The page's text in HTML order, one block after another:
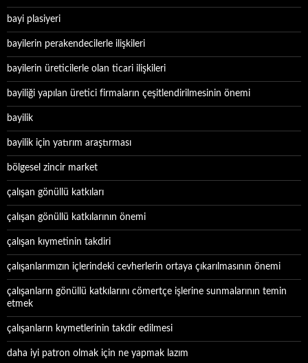
bayi plasiyeri
bayilerin perakendecilerle ilişkileri
bayilerin üreticilerle olan ticari ilişkileri
bayiliği yapılan üretici firmaların çeşitlendirilmesinin önemi
bayilik
bayilik için yatırım araştırması
bölgesel zincir market
çalışan gönüllü katkıları
çalışan gönüllü katkılarının önemi
çalışan kıymetinin takdiri
çalışanlarımızın içlerindeki cevherlerin ortaya çıkarılmasının önemi
çalışanların gönüllü katkılarını cömertçe işlerine sunmalarının temin
etmek
çalışanların kıymetlerinin takdir edilmesi
daha iyi patron olmak için ne yapmak lazım